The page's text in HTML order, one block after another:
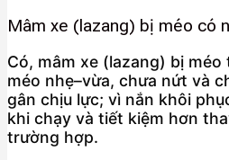
Mâm xe (lazang) bị méo có
Có, mâm xe (lazang) bị
méo nhẹ–vừa, chưa nứt và
gân chịu lực; vì nắn khôi
khi chạy và tiết kiệm hơn
trường hợp.